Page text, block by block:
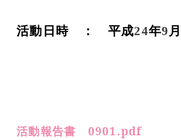
活動日時 ： 平成24年9 月
活動報告書 0901.pdf